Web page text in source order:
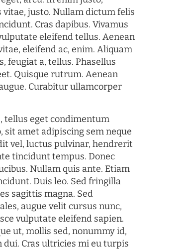
justo. Nullam dictum felis
Cras dapibus. Vivamus
eleifend tellus. Aenean
eleifend ac, enim. Aliquam
feugiat a, tellus. Phasellus
Quisque rutrum. Aenean
Curabitur ullamcorper
tellus eget condimentum
sit amet adipiscing sem neque
vel, luctus pulvinar, hendrerit
tincidunt tempus. Donec
Nullam quis ante. Etiam
Duis leo. Sed fringilla
sagittis magna. Sed
augue velit cursus nunc,
vulputate eleifend sapien.
ut, mollis sed, nonummy id,
Cras ultricies mi eu turpis